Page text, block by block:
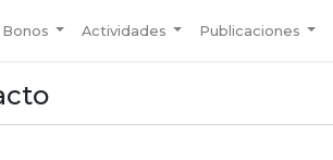
Bonos Actividades Publicaciones